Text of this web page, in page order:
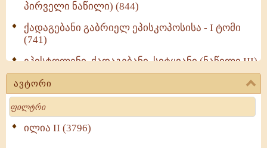
პირველი ნაწილი) (844)
ქადაგებანი გაბრიელ ეპისკოპოსისა - I ტომი
(741)
ეპისტოლენი, ქადაგებანი, სიტყვანი (ნაწილი III)
(723)
მოძღვრის ძალზე სასარგებლო რჩევები
მრევლისათვის (545)
Wisdomge (514)
ავტორი
Search
ილია II (3796)